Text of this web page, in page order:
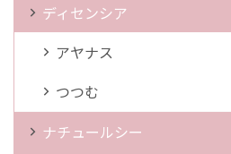
ディセンシア
アヤナス
つつむ
ナチュールシー